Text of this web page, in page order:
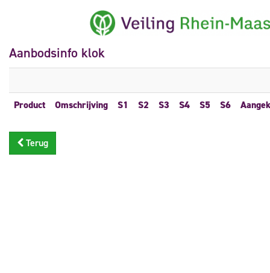
Aanbodsinfo klok
Product Omschrijving S1 S2 S3 S4 S5 S6
Terug